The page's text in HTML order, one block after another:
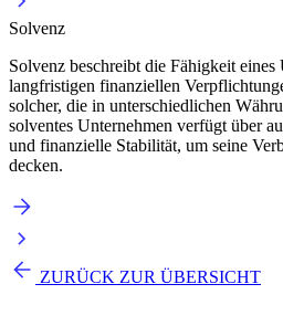
Solvenz
Solvenz beschreibt die Fähigkeit eines
langfristigen finanziellen
solcher, die in unterschiedlichen
solventes Unternehmen verfügt über
und finanzielle Stabilität, um seine
decken.
ZURÜCK ZUR ÜBERSICHT